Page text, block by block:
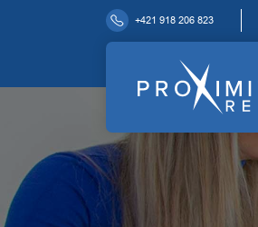
+421 918 206 823